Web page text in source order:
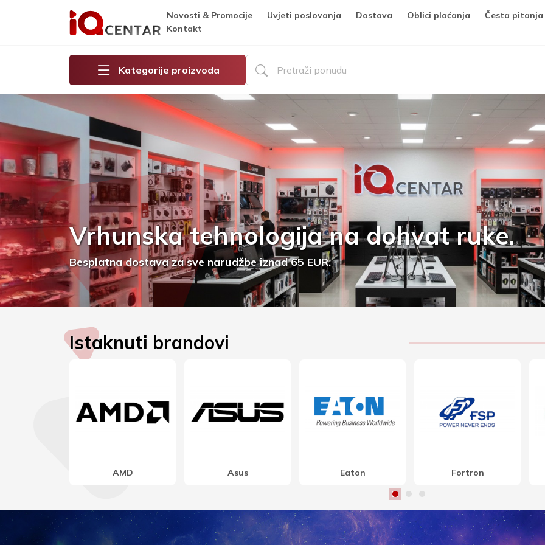
Novosti & Promocije Uvjeti poslovanja Dostava Oblici plaćanja
Česta pitanja
Kontakt
Kategorije proizvoda
Vrhunska tehnologija na dohvat ruke.
Besplatna dostava za sve narudžbe iznad 65 EUR.
Istaknuti brandovi
Kingston Lenovo Maxell MSI